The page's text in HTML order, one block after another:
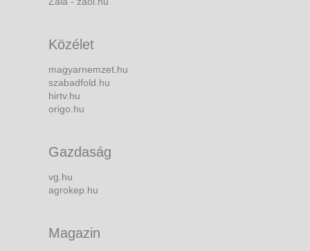
Közélet
magyarnemzet.hu
szabadfold.hu
hirtv.hu
origo.hu
Gazdaság
vg.hu
agrokep.hu
Magazin